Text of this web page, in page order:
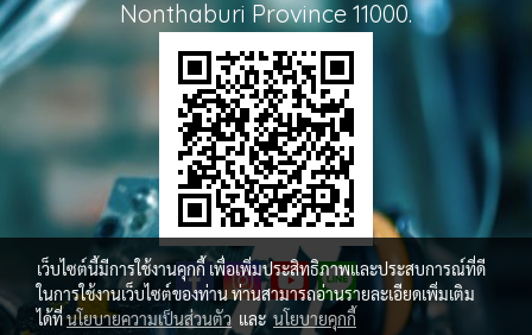
Nonthaburi Province 11000.
เว็บไซต์นี้มีการใช้งานคุกกี้ เพื่อเพิ่มประสิทธิภาพและประสบการณ์ที่ดี
ในการใช้งานเว็บไซต์ของท่าน ท่านสามารถอ่านรายละเอียดเพิ่มเติม
ได้ที่นโยบายความเป็นส่วนตัวและนโยบายคุกกี้